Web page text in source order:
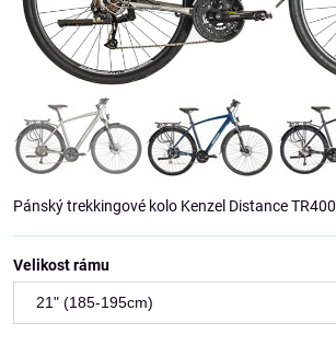
Pánský trekkingové kolo Kenzel Distance TR400
Velikost rámu